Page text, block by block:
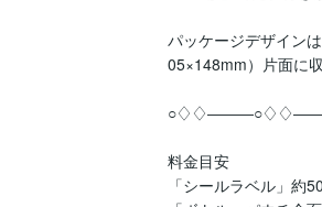
パッケージデザイン
05×148mm）片面に
料金目安
「シールラベル」約